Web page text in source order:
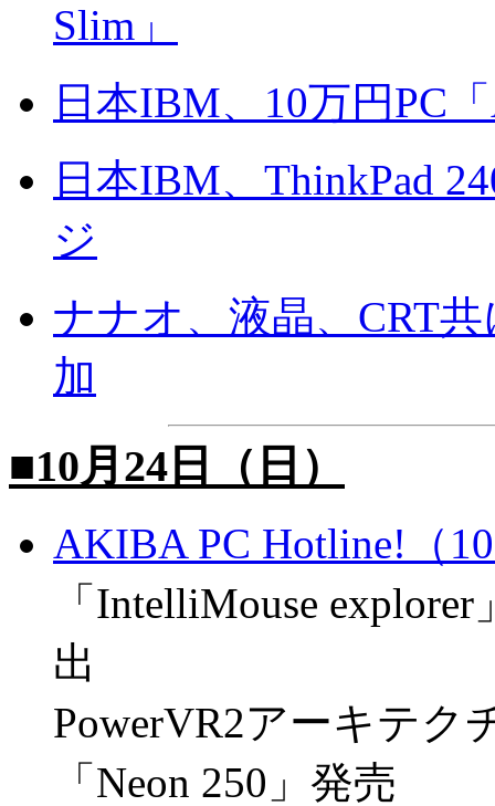
Slim」
日本IBM、10万円PC
日本IBM、ThinkPad
ジ
ナナオ、液晶、CRT
加
■10月24日（日）
AKIBA PC Hotline!（
「IntelliMouse
出
PowerVR2アーキテク
「Neon 250」発売